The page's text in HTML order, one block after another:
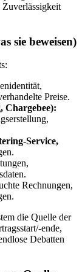
sie beweisen)
Preise.
Chargebee):
Rechnungen,
die Quelle der
ende,
Debatten